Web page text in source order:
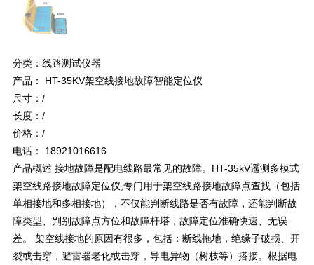
分类：线路测试仪器
产品： HT-35KV架空线接地故障智能定位仪
尺寸：/
长度：/
价格：/
电话： 18921016616
产品概述 接地故障是配电线路最常见的故障。HT-35kV遥测多模式
架空线路接地故障定位仪,专门用于架空线路接地故障点查找（包括
单相接地和多相接地），不仅能判断线路是否有故障，还能判断故
障类型、判别故障点方位和故障杆塔，故障定位准确快速、无误
差。 架空线接地的原因有很多，包括：断线拖地，绝缘子破损、开
裂或击穿，避雷器老化或击穿，导电异物（树枝等）搭接。根据电